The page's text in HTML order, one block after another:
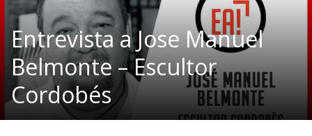
Entrevista a Jose Manuel
Belmonte – Escultor
Cordobés